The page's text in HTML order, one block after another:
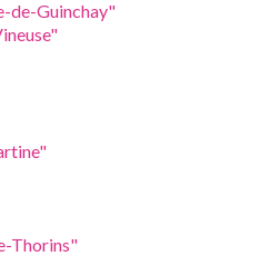
de-Guinchay"
Thorins"